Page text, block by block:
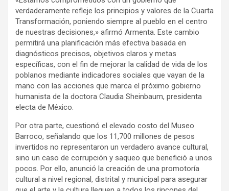
verdaderamente refleje los principios y valores de la Cuarta
Transformación, poniendo siempre al pueblo en el centro
de nuestras decisiones,» afirmó Armenta. Este cambio
permitirá una planificación más efectiva basada en
diagnósticos precisos, objetivos claros y metas
específicas, con el fin de mejorar la calidad de vida de los
poblanos mediante indicadores sociales que vayan de la
mano con las acciones que marca el próximo gobierno
humanista de la doctora Claudia Sheinbaum, presidenta
electa de México.
Por otra parte, cuestionó el elevado costo del Museo
Barroco, señalando que los 11,700 millones de pesos
invertidos no representaron un verdadero avance cultural,
sino un caso de corrupción y saqueo que benefició a unos
pocos. Por ello, anunció la creación de una promotoría
cultural a nivel regional, distrital y municipal para asegurar